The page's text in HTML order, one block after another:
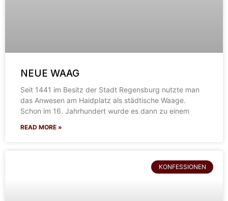
NEUE WAAG
Seit 1441 im Besitz der Stadt Regensburg nutzte man
das Anwesen am Haidplatz als städtische Waage.
Schon im 16. Jahrhundert wurde es dann zu einem
READ MORE »
KONFESSIONEN